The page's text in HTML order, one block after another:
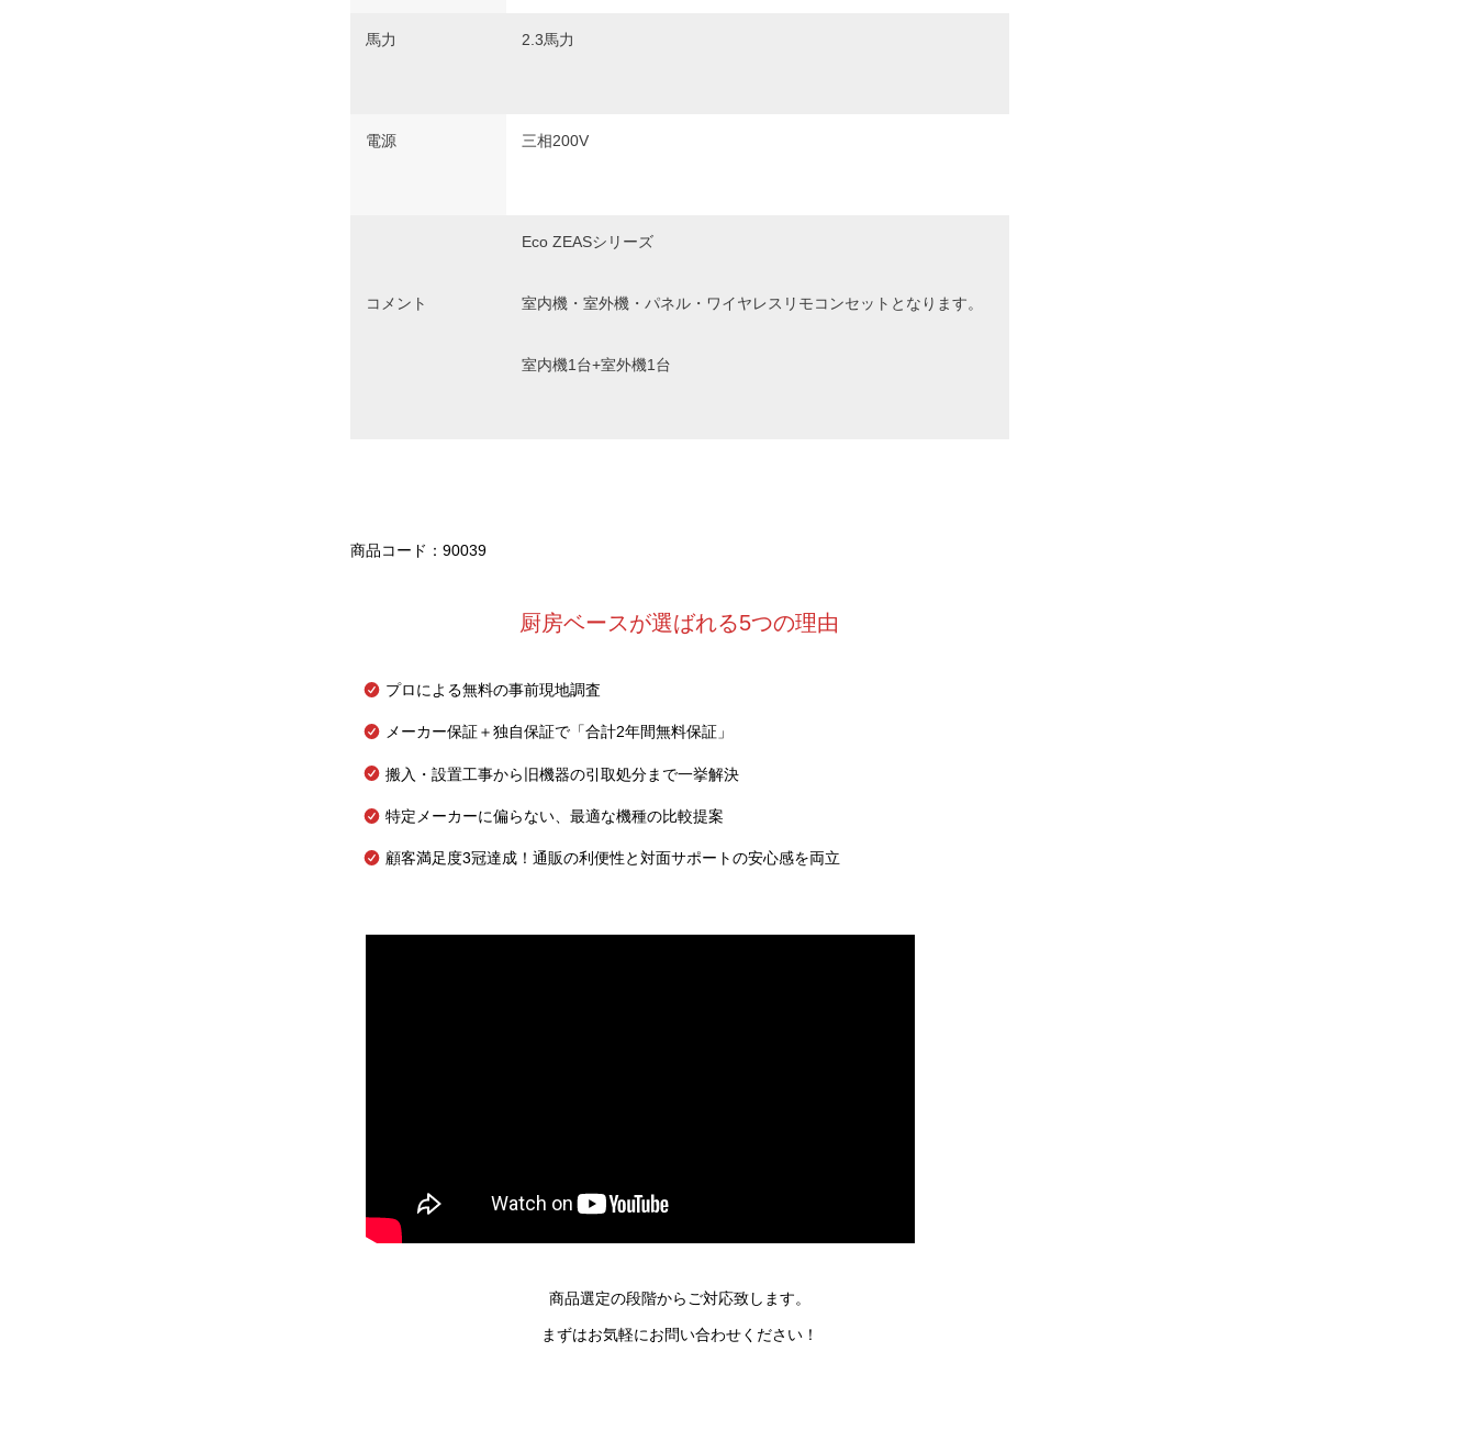
馬力 2.3馬力
電源 三相200V
コメント
Eco ZEASシリーズ
室内機・室外機・パネル・ワイヤレスリモコンセットとなります。
室内機1台+室外機1台
商品コード：90039
厨房ベースが選ばれる5つの理由
プロによる無料の事前現地調査
メーカー保証＋独自保証で「合計2年間無料保証」
搬入・設置工事から旧機器の引取処分まで一挙解決
特定メーカーに偏らない、最適な機種の比較提案
顧客満足度3冠達成！通販の利便性と対面サポートの安心感を両立
商品選定の段階からご対応致します。
まずはお気軽にお問い合わせください！